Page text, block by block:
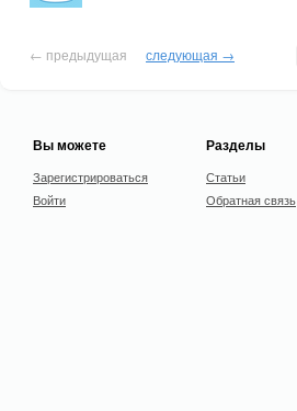
← предыдущая следующая →
Вы можете
Зарегистрироваться
Войти
Разделы
Статьи
Обратная связь